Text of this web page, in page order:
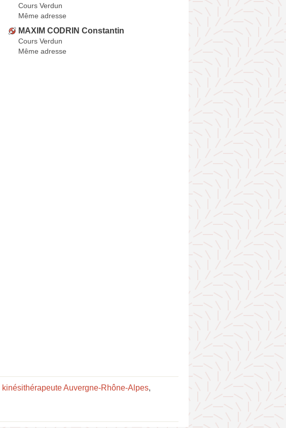
Cours Verdun
Même adresse
MAXIM CODRIN Constantin
Cours Verdun
Même adresse
kinésithérapeute Auvergne-Rhône-Alpes,